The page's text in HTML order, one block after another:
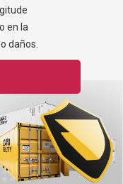
en la
daños.